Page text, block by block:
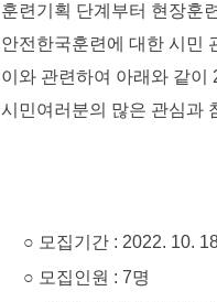
훈련기획 단계부터 현장훈
안전한국훈련에 대한 시민
이와 관련하여 아래와 같이
시민여러분의 많은 관심과
○ 모집기간 : 2022. 10.
○ 모집인원 : 7명